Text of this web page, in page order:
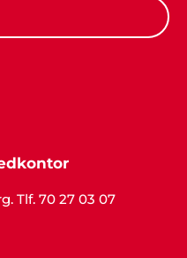
Tlf. 70 27 03 07